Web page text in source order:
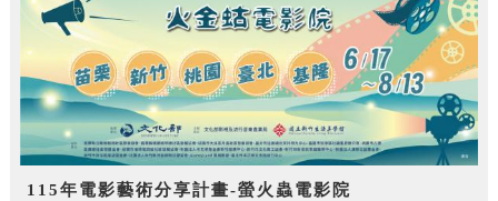
115年電影藝術分享計畫-螢火蟲電影院